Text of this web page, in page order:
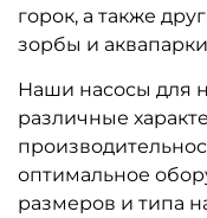
горок, а также
зорбы и
Наши насосы для
различные
оптимальное
размеров и типа